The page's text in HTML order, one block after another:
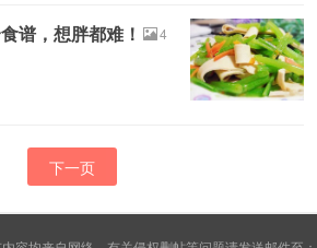
谱，想胖都难！ 4
下一页